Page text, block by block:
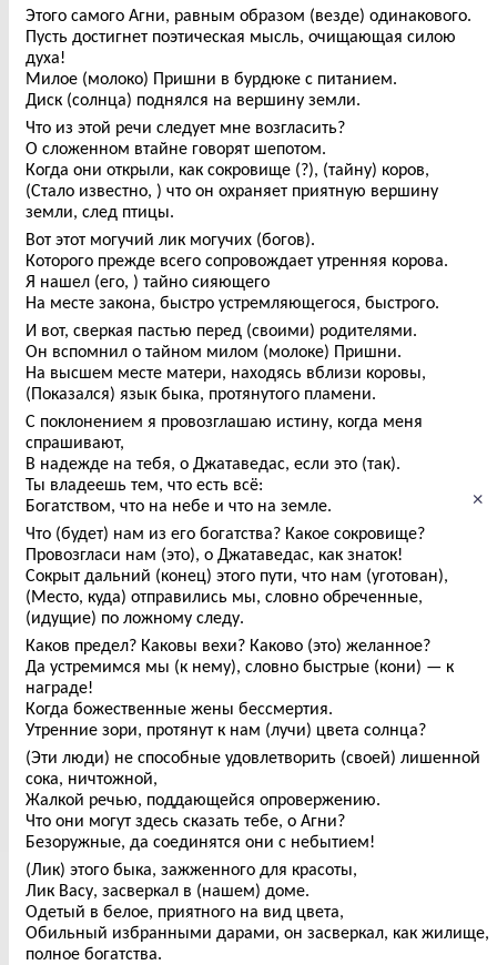
×
Этого самого Агни, равным образом (везде) одинакового.
Пусть достигнет поэтическая мысль, очищающая силою
духа!
Милое (молоко) Пришни в бурдюке с питанием.
Диск (солнца) поднялся на вершину земли.
Что из этой речи следует мне возгласить?
О сложенном втайне говорят шепотом.
Когда они открыли, как сокровище (?), (тайну) коров,
(Стало известно, ) что он охраняет приятную вершину
земли, след птицы.
Вот этот могучий лик могучих (богов).
Которого прежде всего сопровождает утренняя корова.
Я нашел (его, ) тайно сияющего
На месте закона, быстро устремляющегося, быстрого.
И вот, сверкая пастью перед (своими) родителями.
Он вспомнил о тайном милом (молоке) Пришни.
На высшем месте матери, находясь вблизи коровы,
(Показался) язык быка, протянутого пламени.
С поклонением я провозглашаю истину, когда меня
спрашивают,
В надежде на тебя, о Джатаведас, если это (так).
Ты владеешь тем, что есть всё:
Богатством, что на небе и что на земле.
Что (будет) нам из его богатства? Какое сокровище?
Провозгласи нам (это), о Джатаведас, как знаток!
Сокрыт дальний (конец) этого пути, что нам (уготован),
(Место, куда) отправились мы, словно обреченные,
(идущие) по ложному следу.
Каков предел? Каковы вехи? Каково (это) желанное?
Да устремимся мы (к нему), словно быстрые (кони) — к
награде!
Когда божественные жены бессмертия.
Утренние зори, протянут к нам (лучи) цвета солнца?
(Эти люди) не способные удовлетворить (своей) лишенной
сока, ничтожной,
Жалкой речью, поддающейся опровержению.
Что они могут здесь сказать тебе, о Агни?
Безоружные, да соединятся они с небытием!
(Лик) этого быка, зажженного для красоты,
Лик Васу, засверкал в (нашем) доме.
Одетый в белое, приятного на вид цвета,
Обильный избранными дарами, он засверкал, как жилище,
полное богатства.